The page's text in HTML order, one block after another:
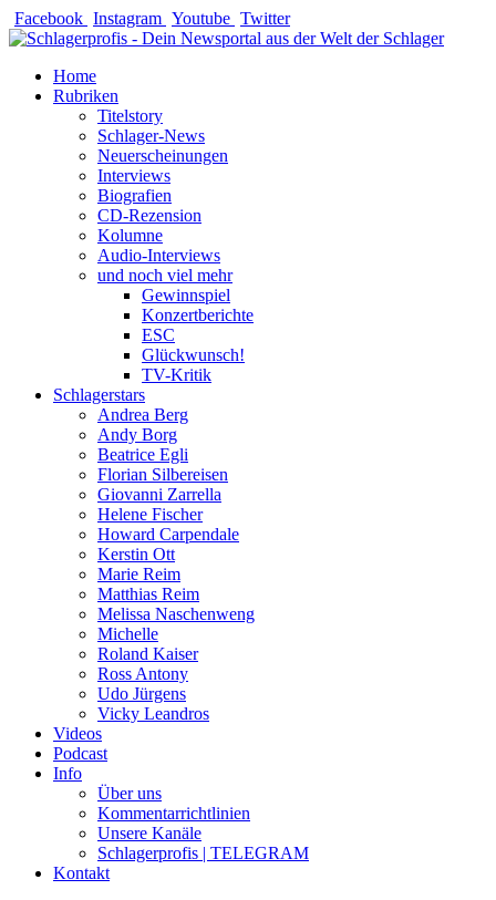
Zum
Inhalt
Facebook Instagram Youtube Twitter
Home
Rubriken
Titelstory
Schlager-News
Neuerscheinungen
Interviews
Biografien
CD-Rezension
Kolumne
Audio-Interviews
und noch viel mehr
Gewinnspiel
Konzertberichte
ESC
Glückwunsch!
TV-Kritik
Schlagerstars
Andrea Berg
Andy Borg
Beatrice Egli
Florian Silbereisen
Giovanni Zarrella
Helene Fischer
Howard Carpendale
Kerstin Ott
Marie Reim
Matthias Reim
Melissa Naschenweng
Michelle
Roland Kaiser
Ross Antony
Udo Jürgens
Vicky Leandros
Videos
Podcast
Info
Über uns
Kommentarrichtlinien
Unsere Kanäle
Schlagerprofis | TELEGRAM
Kontakt